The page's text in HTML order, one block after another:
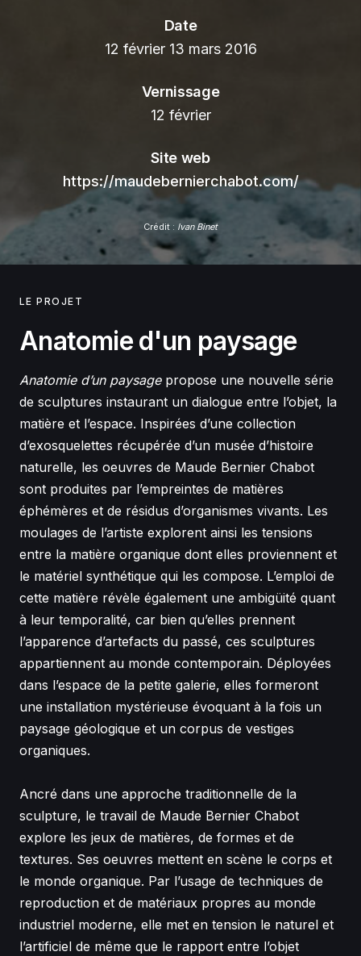
Date
12 février 13 mars 2016
Vernissage
12 février
Site web
https://maudebernierchabot.com/
Crédit : Ivan Binet
LE PROJET
Anatomie d'un paysage
Anatomie d’un paysage propose une nouvelle série
de sculptures instaurant un dialogue entre l’objet, la
matière et l’espace. Inspirées d’une collection
d’exosquelettes récupérée d’un musée d’histoire
naturelle, les oeuvres de Maude Bernier Chabot
sont produites par l’empreintes de matières
éphémères et de résidus d’organismes vivants. Les
moulages de l’artiste explorent ainsi les tensions
entre la matière organique dont elles proviennent et
le matériel synthétique qui les compose. L’emploi de
cette matière révèle également une ambigüité quant
à leur temporalité, car bien qu’elles prennent
l’apparence d’artefacts du passé, ces sculptures
appartiennent au monde contemporain. Déployées
dans l’espace de la petite galerie, elles formeront
une installation mystérieuse évoquant à la fois un
paysage géologique et un corpus de vestiges
organiques.
Ancré dans une approche traditionnelle de la
sculpture, le travail de Maude Bernier Chabot
explore les jeux de matières, de formes et de
textures. Ses oeuvres mettent en scène le corps et
le monde organique. Par l’usage de techniques de
reproduction et de matériaux propres au monde
industriel moderne, elle met en tension le naturel et
l’artificiel de même que le rapport entre l’objet